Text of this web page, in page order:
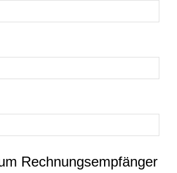
Rechnungsempfänger